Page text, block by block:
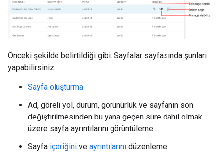
Önceki şekilde belirtildiği gibi, Sayfalar sayfasında şunları
yapabilirsiniz:
Sayfa oluşturma
Ad, göreli yol, durum, görünürlük ve sayfanın son
değiştirilmesinden bu yana geçen süre dahil olmak
üzere sayfa ayrıntılarını görüntüleme
Sayfa içeriğini ve ayrıntılarını düzenleme